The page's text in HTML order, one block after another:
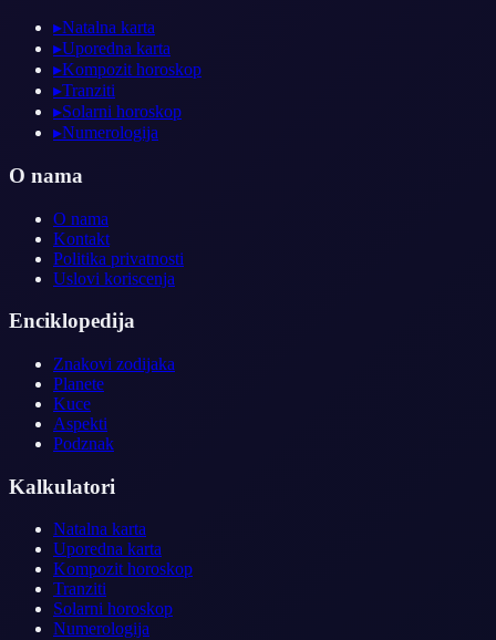
▸Natalna karta
▸Uporedna karta
▸Kompozit horoskop
▸Tranziti
▸Solarni horoskop
▸Numerologija
O nama
O nama
Kontakt
Politika privatnosti
Uslovi koriscenja
Enciklopedija
Znakovi zodijaka
Planete
Kuce
Aspekti
Podznak
Kalkulatori
Natalna karta
Uporedna karta
Kompozit horoskop
Tranziti
Solarni horoskop
Numerologija